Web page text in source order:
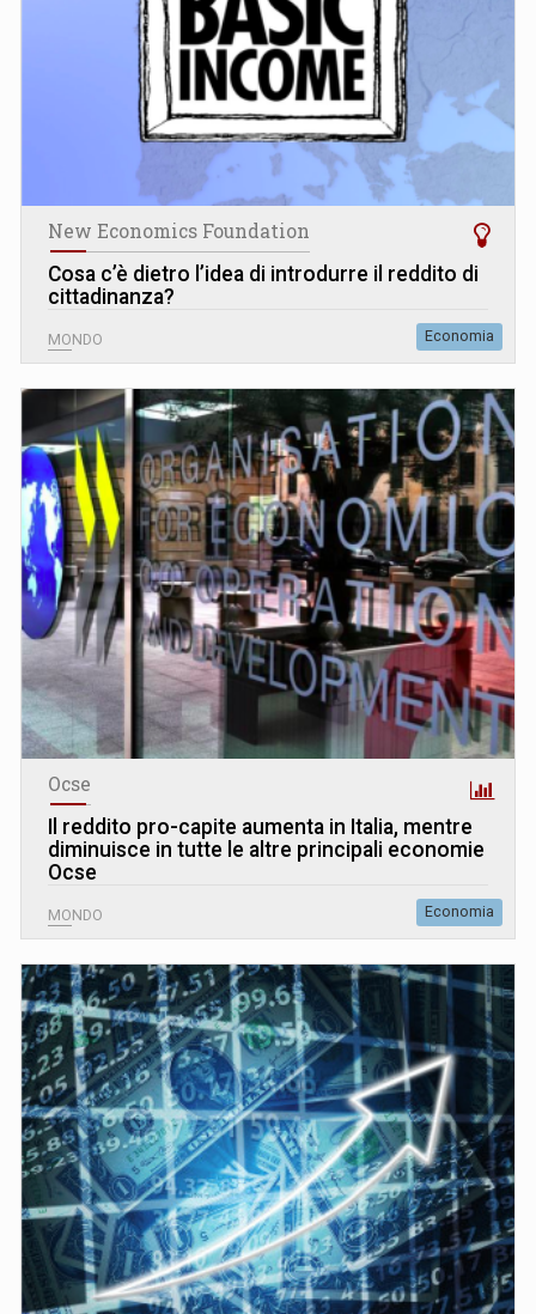
New Economics Foundation
Cosa c’è dietro l’idea di introdurre il reddito di
cittadinanza?
MONDO Economia
Ocse
Il reddito pro-capite aumenta in Italia, mentre
diminuisce in tutte le altre principali economie
Ocse
MONDO Economia